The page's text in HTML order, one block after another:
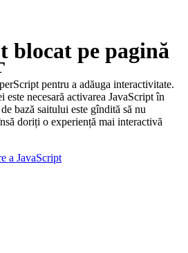
blocat pe pagină
pentru a adăuga interactivitate.
necesară activarea JavaScript în
bază saitului este gîndită să nu
doriți o experiență mai interactivă
a JavaScript